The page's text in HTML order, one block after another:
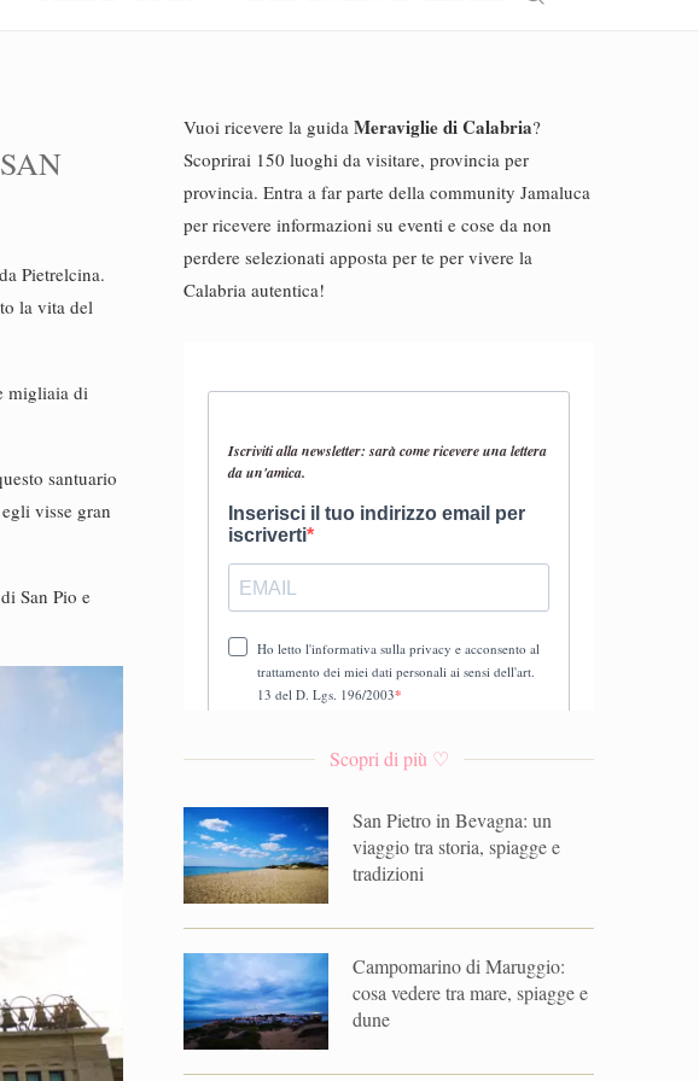
Pietrelcina.
la vita del
migliaia di
santuario
visse gran
San Pio e
Vuoi ricevere la guida Meraviglie di Calabria?
Scoprirai 150 luoghi da visitare, provincia per
provincia. Entra a far parte della community Jamaluca
per ricevere informazioni su eventi e cose da non
perdere selezionati apposta per te per vivere la
Calabria autentica!
Scopri di più ♡
San Pietro in Bevagna: un
viaggio tra storia, spiagge e
tradizioni
Campomarino di Maruggio:
cosa vedere tra mare, spiagge e
dune